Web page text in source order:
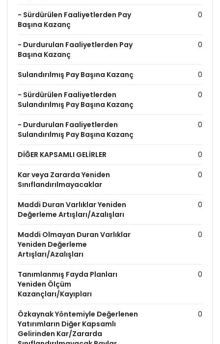
- Sürdürülen Faaliyetlerden Pay
Başına Kazanç
0
- Durdurulan Faaliyetlerden Pay
Başına Kazanç
0
Sulandırılmış Pay Başına Kazanç 0
- Sürdürülen Faaliyetlerden
Sulandırılmış Pay Başına Kazanç
0
- Durdurulan Faaliyetlerden
Sulandırılmış Pay Başına Kazanç
0
DİĞER KAPSAMLI GELİRLER 0
Kar veya Zararda Yeniden
Sınıflandırılmayacaklar
0
Maddi Duran Varlıklar Yeniden
Değerleme Artışları/Azalışları
0
Maddi Olmayan Duran Varlıklar
Yeniden Değerleme
Artışları/Azalışları
0
Tanımlanmış Fayda Planları
Yeniden Ölçüm
Kazançları/Kayıpları
0
Özkaynak Yöntemiyle Değerlenen
Yatırımların Diğer Kapsamlı
Gelirinden Kar/Zararda
0